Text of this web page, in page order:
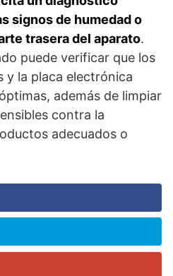
signos de humedad o
trasera del aparato.
puede verificar que los
y la placa electrónica
además de limpiar
contra la
adecuados o